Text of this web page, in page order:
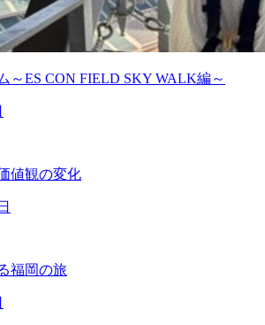
～ES CON FIELD SKY WALK編～
値観の変化
福岡の旅